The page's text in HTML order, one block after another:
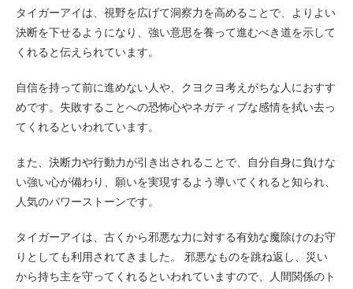
タイガーアイは、視野を広げて洞察力を高めることで、よりよい
決断を下せるようになり、強い意思を養って進むべき道を示して
くれると伝えられています。
自信を持って前に進めない人や、クヨクヨ考えがちな人におすす
めです。失敗することへの恐怖心やネガティブな感情を拭い去っ
てくれるといわれています。
また、決断力や行動力が引き出されることで、自分自身に負けな
い強い心が備わり、願いを実現するよう導いてくれると知られ、
人気のパワーストーンです。
タイガーアイは、古くから邪悪な力に対する有効な魔除けのお守
りとしても利用されてきました。 邪悪なものを跳ね返し、災い
から持ち主を守ってくれるといわれていますので、人間関係のト